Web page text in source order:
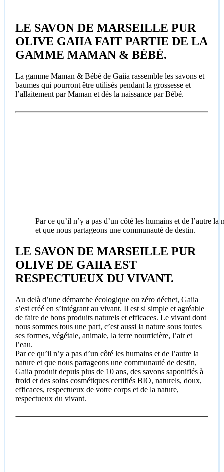
LE SAVON DE MARSEILLE PUR
OLIVE GAIIA FAIT PARTIE DE LA
GAMME MAMAN & BÉBÉ.
La gamme Maman & Bébé de Gaiia rassemble les savons et
baumes qui pourront être utilisés pendant la grossesse et
l’allaitement par Maman et dès la naissance par Bébé.
Par ce qu’il n’y a pas d’un côté les humains et de l’autre la
et que nous partageons une communauté de destin.
LE SAVON DE MARSEILLE PUR
OLIVE DE GAIIA EST
RESPECTUEUX DU VIVANT.
Au delà d’une démarche écologique ou zéro déchet, Gaiia
s’est créé en s’intégrant au vivant. Il est si simple et agréable
de faire de bons produits naturels et efficaces. Le vivant dont
nous sommes tous une part, c’est aussi la nature sous toutes
ses formes, végétale, animale, la terre nourricière, l’air et
l’eau.
Par ce qu’il n’y a pas d’un côté les humains et de l’autre la
nature et que nous partageons une communauté de destin,
Gaiia produit depuis plus de 10 ans, des savons saponifiés à
froid et des soins cosmétiques certifiés BIO, naturels, doux,
efficaces, respectueux de votre corps et de la nature,
respectueux du vivant.